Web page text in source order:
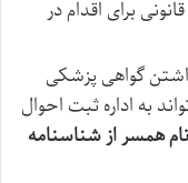
برای اقدام در
گواهی پزشکی
به اداره ثبت احوال
همسر از شناسنامه